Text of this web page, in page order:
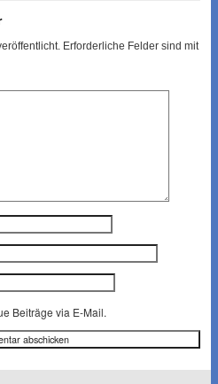
Erforderliche Felder sind mit
Beiträge via E-Mail.